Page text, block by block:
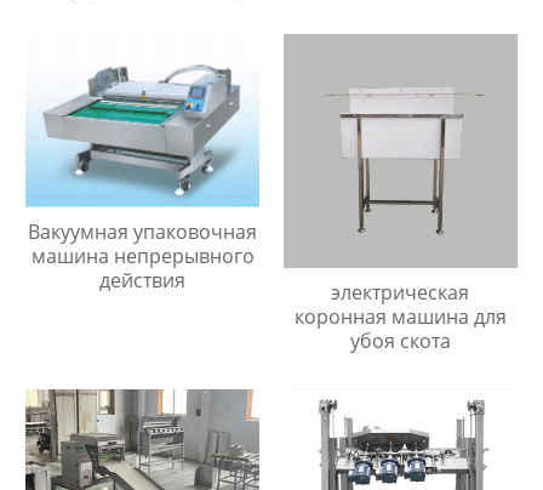
Вакуумная упаковочная
машина непрерывного
действия
электрическая
коронная машина для
убоя скота